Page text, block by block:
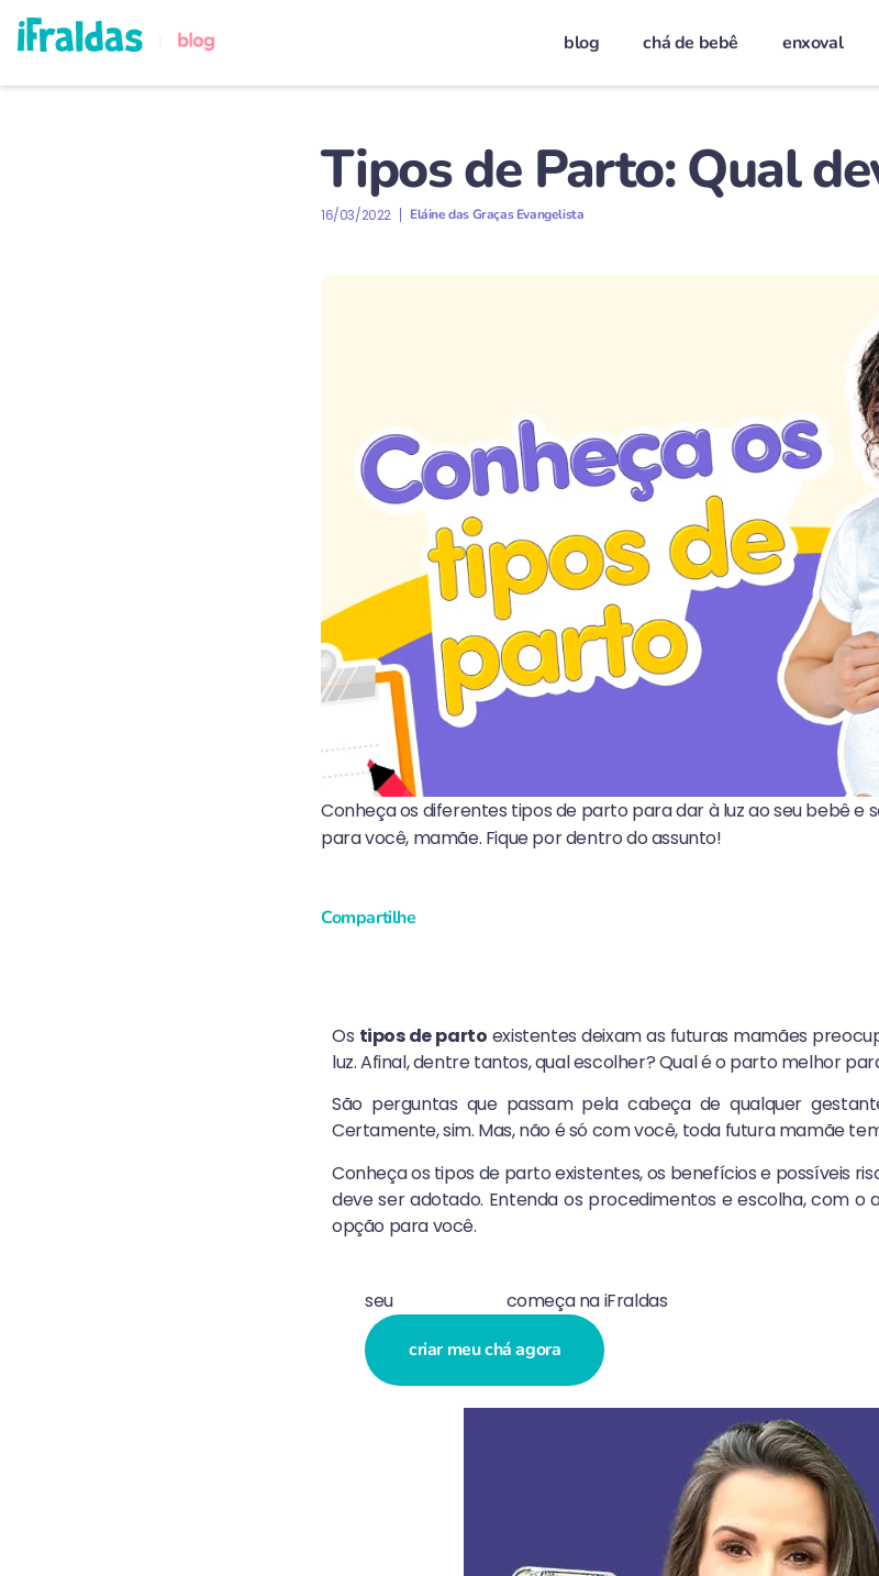
blog chá de bebê enxoval
Tipos de Parto: Qual
16/03/2022 Eláine das Graças Evangelista
Conheça os diferentes tipos de parto para dar à luz ao seu bebê e
para você, mamãe. Fique por dentro do assunto!
Compartilhe
Os tipos de parto existentes deixam as futuras mamães
luz. Afinal, dentre tantos, qual escolher? Qual é o parto melhor
São perguntas que passam pela cabeça de qualquer
Certamente, sim. Mas, não é só com você, toda futura mamãe
Conheça os tipos de parto existentes, os benefícios e possíveis
deve ser adotado. Entenda os procedimentos e escolha, com o
opção para você.
seu começa na iFraldas
criar meu chá agora